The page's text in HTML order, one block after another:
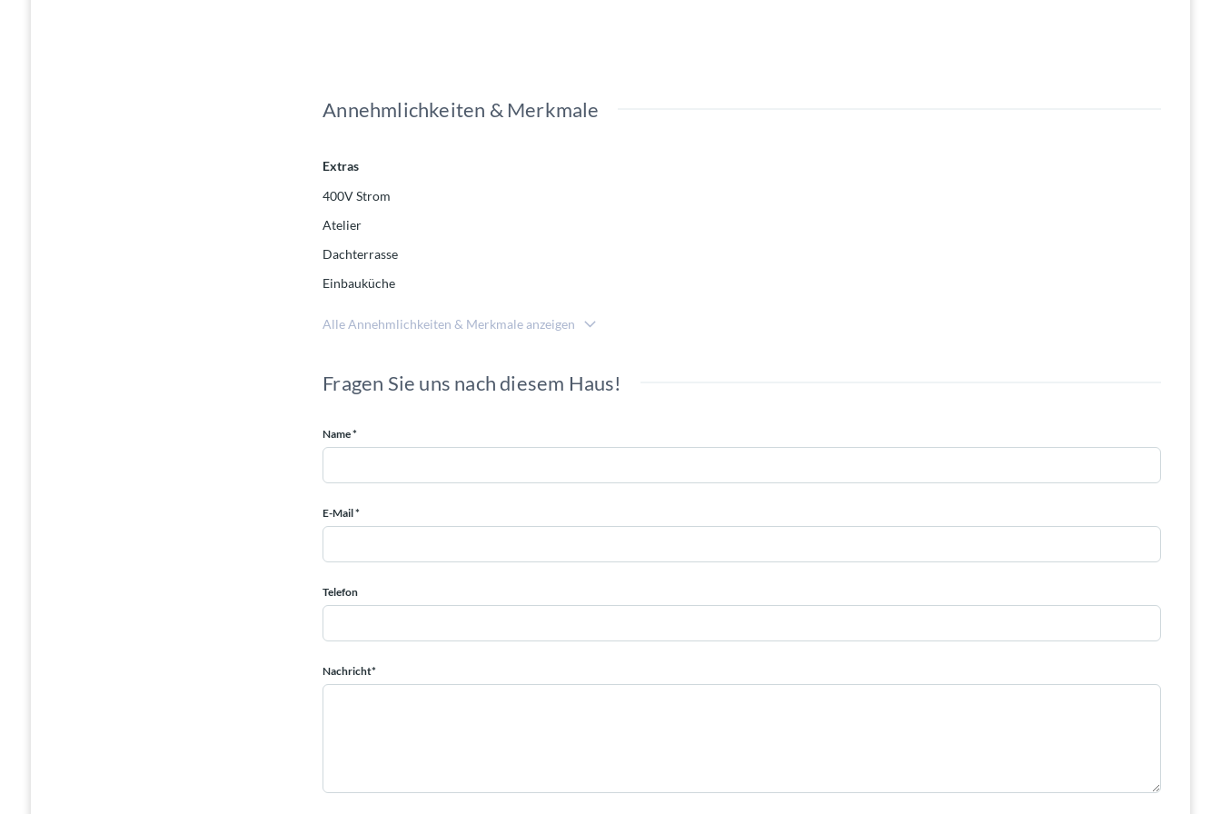
Annehmlichkeiten & Merkmale
Extras
400V Strom
Atelier
Dachterrasse
Einbauküche
Alle Annehmlichkeiten & Merkmale anzeigen
Fragen Sie uns nach diesem Haus!
Name *
E-Mail *
Telefon
Nachricht*